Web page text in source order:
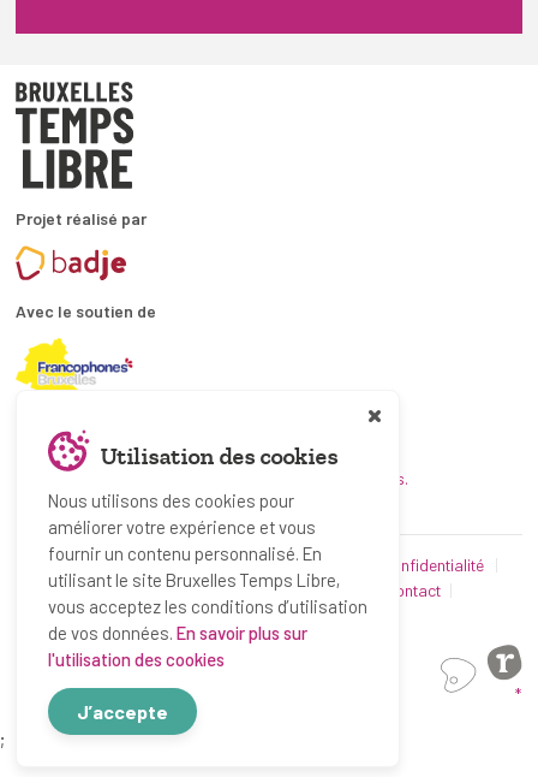
Projet réalisé par
Avec le soutien de
En collaboration avec
et les coordinations ATL bruxelloises.
© Bruxelles Temps Libre 2019-2026
Politique de confidentialité
Conditions d’utilisation
Utilisation des cookies
Contact
Partenaires
*
Utilisation des cookies
Nous utilisons des cookies pour
améliorer votre expérience et vous
fournir un contenu personnalisé. En
utilisant le site Bruxelles Temps Libre,
vous acceptez les conditions d’utilisation
de vos données. En savoir plus sur
l'utilisation des cookies
J’accepte
;